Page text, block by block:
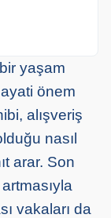
yaşam
önem
alışveriş
nasıl
arar. Son
vakaları da